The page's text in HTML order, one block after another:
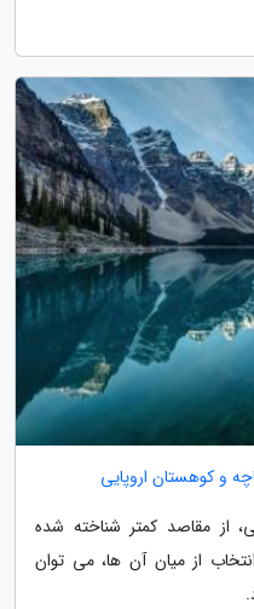
از مقاصد کمتر شناخته شده
از میان آن ها، می توان